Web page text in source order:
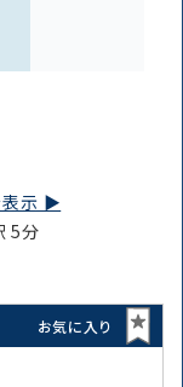
表示 ▶︎
5分
お気に入り